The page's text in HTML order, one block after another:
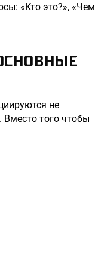
«Кто это?», «Чем
не
Вместо того чтобы